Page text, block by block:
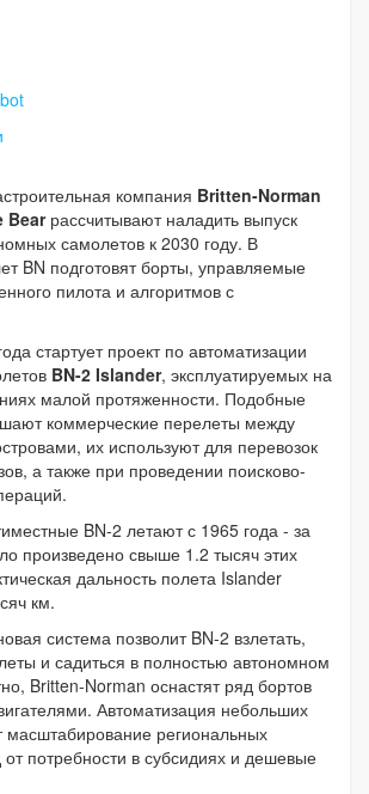
компания Britten-Norman
Bearрассчитывают наладить выпуск
самолетов к 2030 году. В
BN подготовят борты, управляемые
пилота и алгоритмов с
стартует проект по автоматизации
BN-2 Islander, эксплуатируемых на
малой протяженности. Подобные
коммерческие перелеты между
их используют для перевозок
а также при проведении поисково-
BN-2 летают с 1965 года - за
произведено свыше 1.2 тысяч этих
дальность полета Islander
км.
система позволит BN-2 взлетать,
и садиться в полностью автономном
Britten-Norman оснастят ряд бортов
Автоматизация небольших
масштабирование региональных
потребности в субсидиях и дешевые